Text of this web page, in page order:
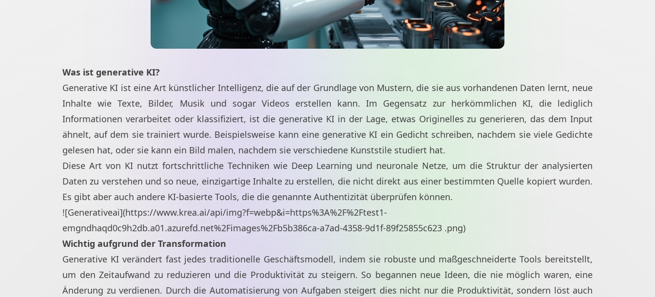
Was ist generative KI?
Generative KI ist eine Art künstlicher Intelligenz, die auf der Grundlage von Mustern, die sie aus vorhandenen Daten lernt, neue
Inhalte wie Texte, Bilder, Musik und sogar Videos erstellen kann. Im Gegensatz zur herkömmlichen KI, die lediglich
Informationen verarbeitet oder klassifiziert, ist die generative KI in der Lage, etwas Originelles zu generieren, das dem Input
ähnelt, auf dem sie trainiert wurde. Beispielsweise kann eine generative KI ein Gedicht schreiben, nachdem sie viele Gedichte
gelesen hat, oder sie kann ein Bild malen, nachdem sie verschiedene Kunststile studiert hat.
Diese Art von KI nutzt fortschrittliche Techniken wie Deep Learning und neuronale Netze, um die Struktur der analysierten
Daten zu verstehen und so neue, einzigartige Inhalte zu erstellen, die nicht direkt aus einer bestimmten Quelle kopiert wurden.
Es gibt aber auch andere KI-basierte Tools, die die genannte Authentizität überprüfen können.
![Generativeai](https://www.krea.ai/api/img?f=webp&i=https%3A%2F%2Ftest1-
emgndhaqd0c9h2db.a01.azurefd.net%2Fimages%2Fb5b386ca-a7ad-4358-9d1f-89f25855c623 .png)
Wichtig aufgrund der Transformation
Generative KI verändert fast jedes traditionelle Geschäftsmodell, indem sie robuste und maßgeschneiderte Tools bereitstellt,
um den Zeitaufwand zu reduzieren und die Produktivität zu steigern. So begannen neue Ideen, die nie möglich waren, eine
Änderung zu verdienen. Durch die Automatisierung von Aufgaben steigert dies nicht nur die Produktivität, sondern löst auch